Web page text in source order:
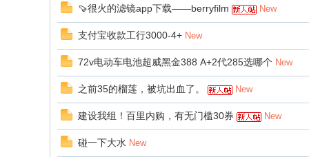
🍠很火的滤镜app下载——berryfilm New
支付宝收款工行3000-4+ New
72v电动车电池超威黑金388 A+2代285选哪个 New
之前35的榴莲，被坑出血了。 New
建设我组！百里内购，有无门槛30券 New
碰一下大水 New